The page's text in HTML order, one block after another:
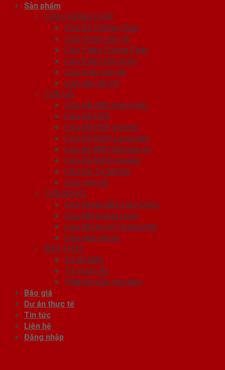
Sản phẩm
CỬA CHỐNG CHÁY
Cửa Gỗ Chống Cháy
Cửa nhôm vân gỗ
Cửa Thép Chống Cháy
Cửa thép Hàn Quốc
Cửa thép vân gỗ
Cửa vân gỗ 5D
CỬA GỖ
Cửa Gỗ ABS Hàn Quốc
Cửa Gỗ HDF
Cửa Gỗ HDF Veneer
Cửa Gỗ MDF Laminate
Cửa gỗ MDF Melamine
Cửa Gỗ MDF Veneer
Cửa Gỗ Tự Nhiên
Cửa vòm gỗ
CỬA NHỰA
Cửa Nhựa ABS Hàn Quốc
Cửa Nhựa Đài Loan
Cửa Nhựa Gỗ Composite
Cửa vòm nhựa
NỘI THẤT
Tủ Kệ Bếp
Tủ Quần Áo
Phụ kiện cửa nhà tắm
Báo giá
Dự án thực tế
Tin tức
Liên hệ
Đăng nhập